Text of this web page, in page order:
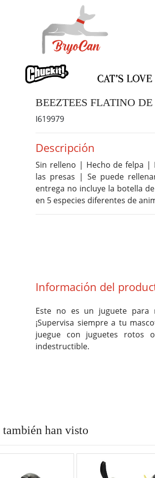
BEEZTEES FLATINO
I619979
Descripción
Sin relleno | Hecho de felpa |
las presas | Se puede
entrega no incluye la botella
en 5 especies diferentes de
Información del
Este no es un juguete para
¡Supervisa siempre a tu
juegue con juguetes rotos
indestructible.
han visto